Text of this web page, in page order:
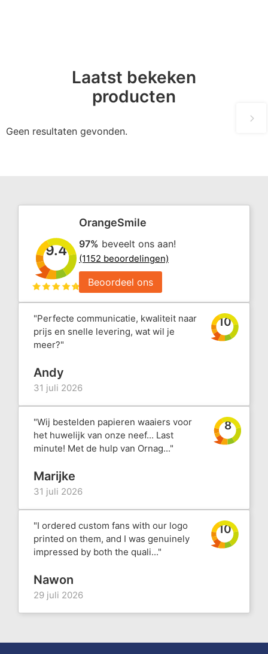
Laatst bekeken
producten
Geen resultaten gevonden.
9.4
OrangeSmile
97% beveelt ons aan!
(1152 beoordelingen)
Beoordeel ons
"Perfecte communicatie, kwaliteit naar
prijs en snelle levering, wat wil je
meer?"
10
Andy
31 juli 2026
"Wij bestelden papieren waaiers voor
het huwelijk van onze neef... Last
minute! Met de hulp van Ornag..."
8
Marijke
31 juli 2026
"I ordered custom fans with our logo
printed on them, and I was genuinely
impressed by both the quali..."
10
Nawon
29 juli 2026